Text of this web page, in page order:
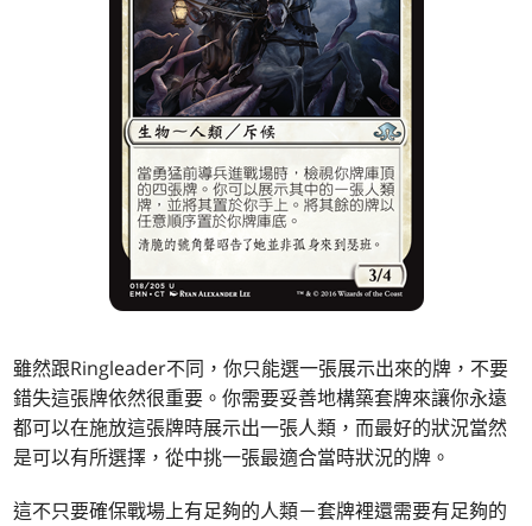
雖然跟Ringleader不同，你只能選一張展示出來的牌，不要
錯失這張牌依然很重要。你需要妥善地構築套牌來讓你永遠
都可以在施放這張牌時展示出一張人類，而最好的狀況當然
是可以有所選擇，從中挑一張最適合當時狀況的牌。
這不只要確保戰場上有足夠的人類－套牌裡還需要有足夠的